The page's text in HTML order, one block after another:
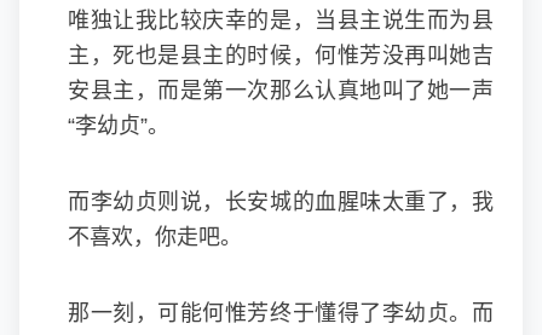
唯独让我比较庆幸的是，当县主说生而为县
主，死也是县主的时候，何惟芳没再叫她吉
安县主，而是第一次那么认真地叫了她一声
“李幼贞”。
而李幼贞则说，长安城的血腥味太重了，我
不喜欢，你走吧。
那一刻，可能何惟芳终于懂得了李幼贞。而